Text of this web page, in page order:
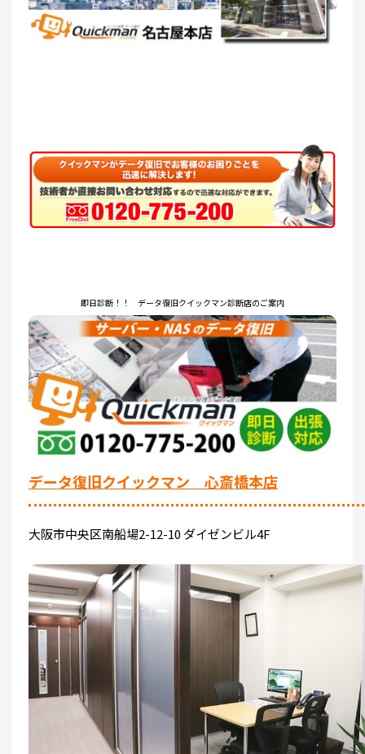
即日診断！！ データ復旧クイックマン診断店のご案内
データ復旧クイックマン 心斎橋本店
大阪市中央区南船場2-12-10 ダイゼンビル4F